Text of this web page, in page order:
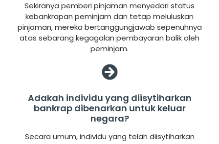
Sekiranya pemberi pinjaman menyedari status
kebankrapan peminjam dan tetap meluluskan
pinjaman, mereka bertanggungjawab sepenuhnya
atas sebarang kegagalan pembayaran balik oleh
peminjam.
Adakah individu yang diisytiharkan
bankrap dibenarkan untuk keluar
negara?
Secara umum, individu yang telah diisytiharkan